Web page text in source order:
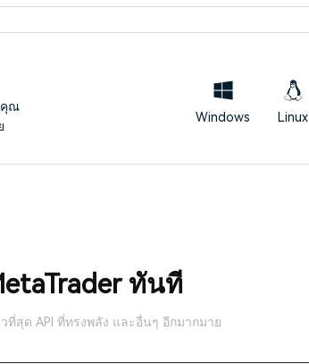
คุณ
Windows Linux
ทันที
ที่สุด API ที่ทรงพลัง และอื่นๆ อีกมากมาย